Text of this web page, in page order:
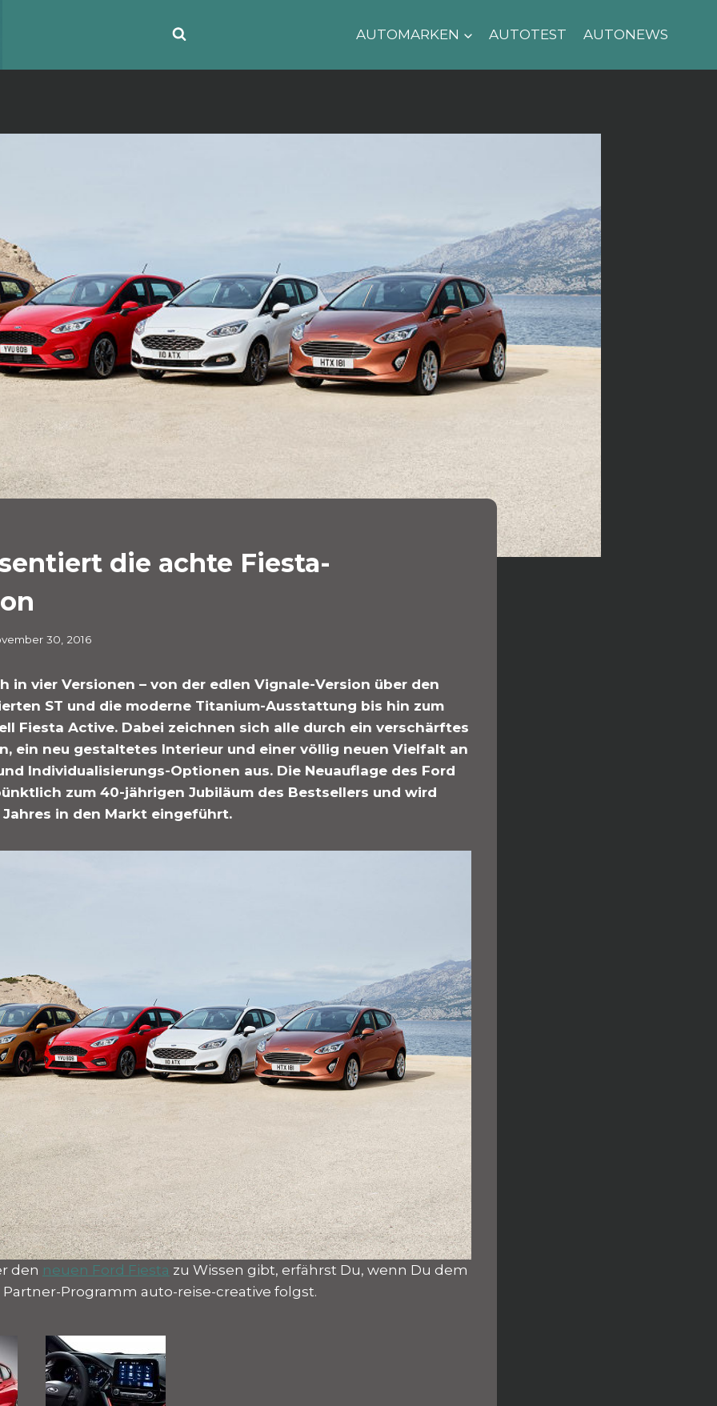
AUTOMARKEN AUTOTEST AUTONEWS
die achte Fiesta-
30, 2016
in vier Versionen – von der edlen Vignale-Version über den
ST und die moderne Titanium-Ausstattung bis hin zum
Fiesta Active. Dabei zeichnen sich alle durch ein verschärftes
ein neu gestaltetes Interieur und einer völlig neuen Vielfalt an
Individualisierungs-Optionen aus. Die Neuauflage des Ford
zum 40-jährigen Jubiläum des Bestsellers und wird
in den Markt eingeführt.
den neuen Ford Fiesta zu Wissen gibt, erfährst Du, wenn Du dem
Programm auto-reise-creative folgst.